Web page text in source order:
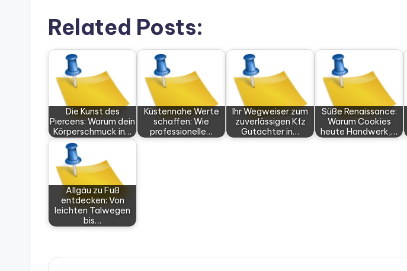
Related Posts:
Die Kunst des
Piercens: Warum dein
Körperschmuck in…
Küstennahe Werte
schaffen: Wie
professionelle…
Ihr Wegweiser zum
zuverlässigen Kfz
Gutachter in…
Süße Renaissance:
Warum Cookies
heute Handwerk,…
Allgäu zu Fuß
entdecken: Von
leichten Talwegen
bis…